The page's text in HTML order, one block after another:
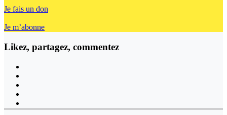
Je fais un don
Je m’abonne
Likez, partagez, commentez